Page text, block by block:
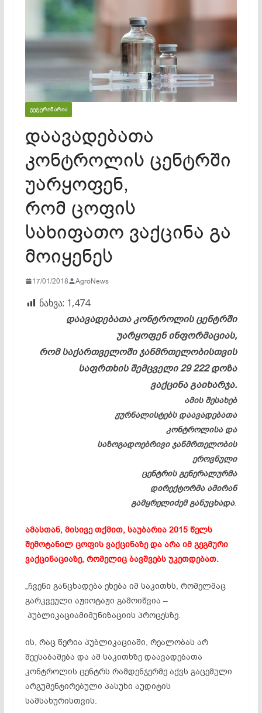
ᲕᲔᲢᲔᲠᲘᲜᲐᲠᲘᲐ
დაავადებათა
კონტროლის ცენტრში
უარყოფენ,
რომ ცოფის
სახიფათო ვაქცინა გა
მოიყენეს
17/01/2018 AgroNews
ნახვა: 1,474
დაავადებათა კონტროლის ცენტრში
უარყოფენ ინფორმაციას,
რომ საქართველოში ჯანმრთელობისთვის
საფრთხის შემცველი 29 222 დოზა
ვაქცინა გაიხარჯა.
ამის შესახებ
ჟურნალისტებს დაავადებათა
კონტროლისა და
საზოგადოებრივი ჯანმრთელობის
ეროვნული
ცენტრის გენერალურმა
დირექტორმა ამირან
გამყრელიძემ განუცხადა.
ამასთან, მისივე თქმით, საუბარია 2015 წელს
შემოტანილ ცოფის ვაქცინაზე და არა იმ გეგმური
ვაქცინაციაზე, რომელიც ბავშვებს უკეთდებათ.
„ჩვენი განცხადება ეხება იმ საკითხს, რომელმაც
გარკვეული აჟიოტაჟი გამოიწვია –
პუბლიკაციამიმუნიზაციის პროცესზე.
ის, რაც წერია პუბლიკაციაში, რეალობას არ
შეესაბამება და ამ საკითხზე დაავადებათა
კონტროლის ცენტრს რამდენჯერმე აქვს გაცემული
არგუმენტირებული პასუხი აუდიტის
სამსახურისთვის.